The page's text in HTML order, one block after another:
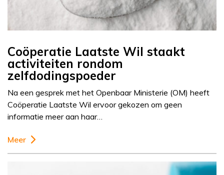
Coöperatie Laatste Wil staakt
activiteiten rondom
zelfdodingspoeder
Na een gesprek met het Openbaar Ministerie (OM) heeft
Coöperatie Laatste Wil ervoor gekozen om geen
informatie meer aan haar…
Meer